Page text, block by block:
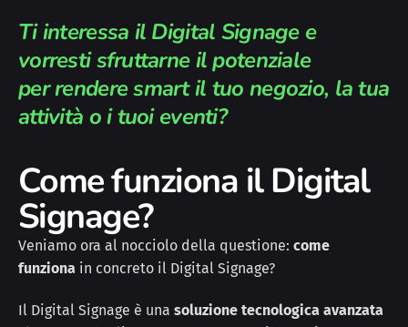
Ti interessa il Digital Signage e
vorresti sfruttarne il potenziale
per rendere smart il tuo negozio, la tua
attività o i tuoi eventi?
Come funziona il Digital
Signage?
Veniamo ora al nocciolo della questione: come
funziona in concreto il Digital Signage?
Il Digital Signage è una soluzione tecnologica avanzata